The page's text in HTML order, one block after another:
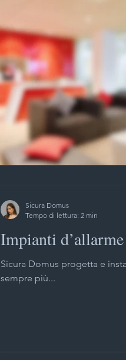
Impianti
Sicura Domus progetta e
sempre più...
Sicura Domus
Tempo di lettura: 2 min